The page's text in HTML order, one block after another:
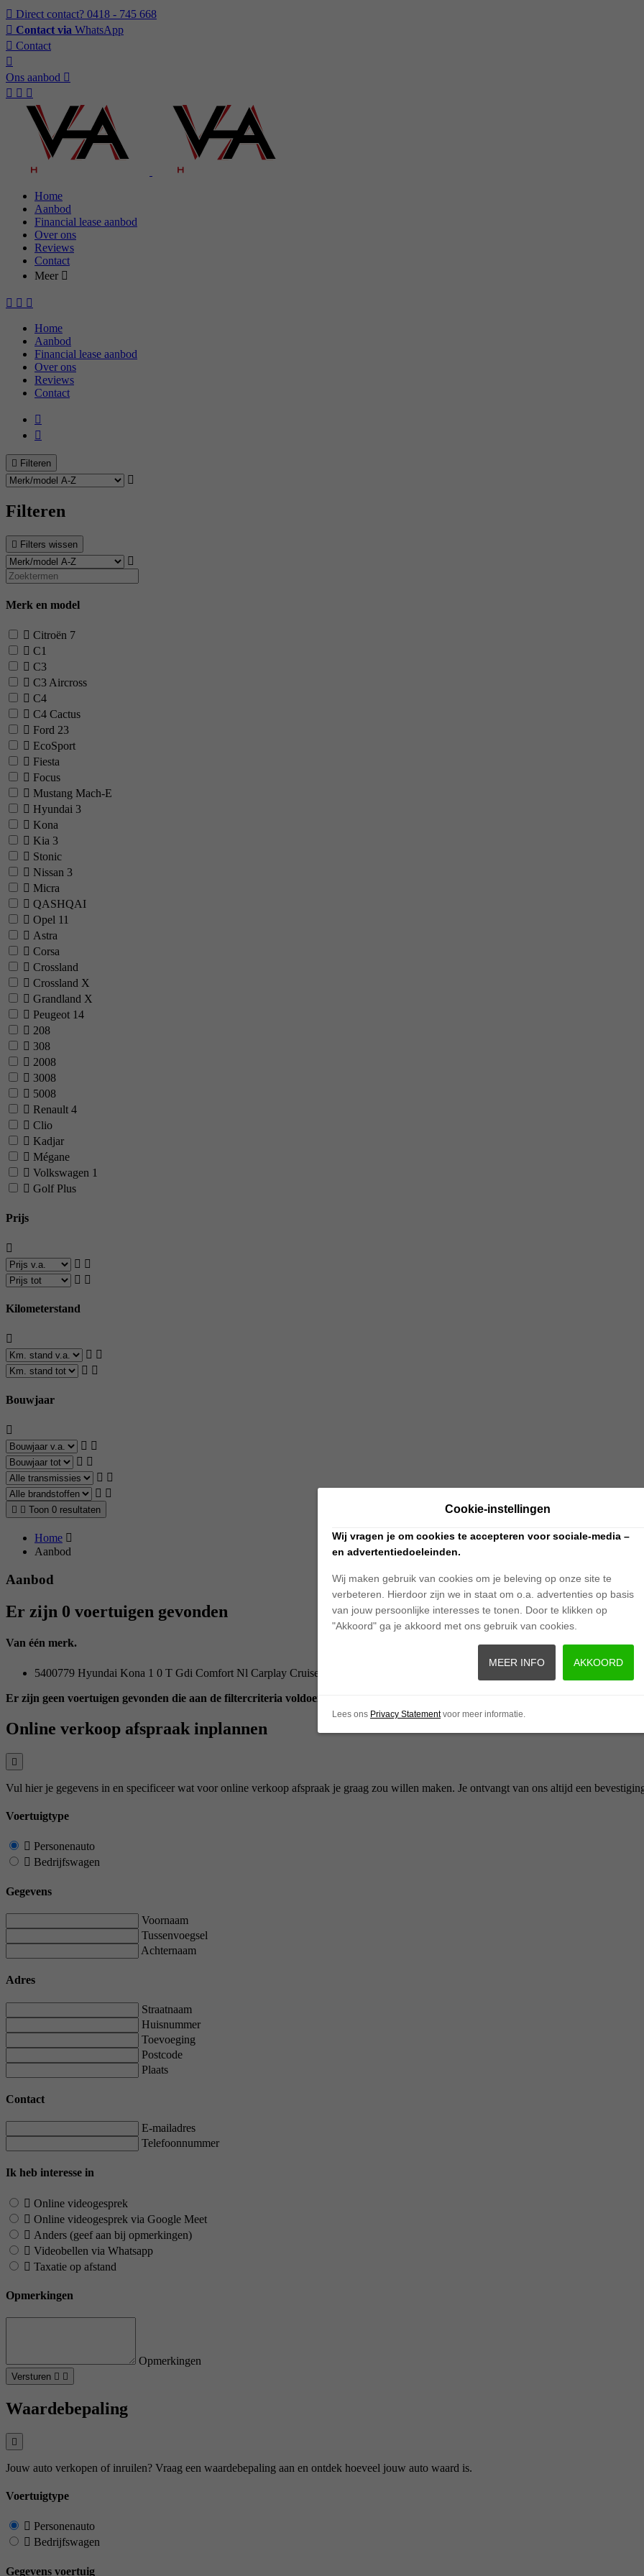
Direct contact? 0418 - 745 668
Contact via WhatsApp
Contact
Ons aanbod
Home
Aanbod
Financial lease aanbod
Over ons
Reviews
Contact
Meer
Home
Aanbod
Financial lease aanbod
Over ons
Reviews
Contact
Filteren
Filteren
Filters wissen
Merk en model
Citroën 7
C1
C3
C3 Aircross
C4
C4 Cactus
Ford 23
EcoSport
Fiesta
Focus
Mustang Mach-E
Hyundai 3
Kona
Kia 3
Stonic
Nissan 3
Micra
QASHQAI
Opel 11
Astra
Corsa
Crossland
Crossland X
Grandland X
Peugeot 14
208
308
2008
3008
5008
Renault 4
Clio
Kadjar
Mégane
Volkswagen 1
Golf Plus
Prijs
Kilometerstand
Bouwjaar
Toon 0 resultaten
Home
Aanbod
Aanbod
Er zijn 0 voertuigen gevonden
Van één merk.
5400779 Hyundai Kona 1 0 T Gdi Comfort Nl Carplay Cruise Camera
Er zijn geen voertuigen gevonden die aan de filtercriteria voldoen.
Online verkoop afspraak inplannen
Vul hier je gegevens in en specificeer wat voor online verkoop afspraak je graag zou willen maken. Je ontvangt van ons altijd een
Voertuigtype
Personenauto
Bedrijfswagen
Gegevens
Voornaam
Tussenvoegsel
Achternaam
Adres
Straatnaam
Huisnummer
Toevoeging
Postcode
Plaats
Contact
E-mailadres
Telefoonnummer
Ik heb interesse in
Online videogesprek
Online videogesprek via Google Meet
Anders (geef aan bij opmerkingen)
Videobellen via Whatsapp
Taxatie op afstand
Opmerkingen
Opmerkingen
Versturen
Waardebepaling
Jouw auto verkopen of inruilen? Vraag een waardebepaling aan en ontdek hoeveel jouw auto waard is.
Voertuigtype
Personenauto
Bedrijfswagen
Gegevens voertuig
Cookie-instellingen
Wij vragen je om cookies te accepteren voor sociale-media –
en advertentiedoeleinden.
Wij maken gebruik van cookies om je beleving op onze site te
verbeteren. Hierdoor zijn we in staat om o.a. advertenties op basis
van jouw persoonlijke interesses te tonen. Door te klikken op
"Akkoord" ga je akkoord met ons gebruik van cookies.
AKKOORD
MEER INFO
Lees ons Privacy Statementvoor meer informatie.